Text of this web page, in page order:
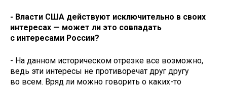
- Власти США действуют исключительно в своих
интересах — может ли это совпадать
с интересами России?
- На данном историческом отрезке все возможно,
ведь эти интересы не противоречат друг другу
во всем. Вряд ли можно говорить о каких-то